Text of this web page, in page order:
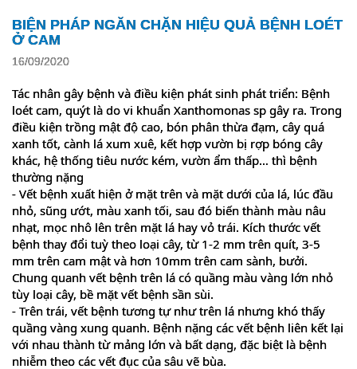
BIỆN PHÁP NGĂN CHẶN HIỆU QUẢ BỆNH LOÉT
Ở CAM
16/09/2020
Tác nhân gây bệnh và điều kiện phát sinh phát triển: Bệnh
loét cam, quýt là do vi khuẩn Xanthomonas sp gây ra. Trong
điều kiện trồng mật độ cao, bón phân thừa đạm, cây quá
xanh tốt, cành lá xum xuê, kết hợp vườn bị rợp bóng cây
khác, hệ thống tiêu nước kém, vườn ẩm thấp… thì bệnh
thường nặng
- Vết bệnh xuất hiện ở mặt trên và mặt dưới của lá, lúc đầu
nhỏ, sũng ướt, màu xanh tối, sau đó biến thành màu nâu
nhạt, mọc nhô lên trên mặt lá hay vỏ trái. Kích thước vết
bệnh thay đổi tuỳ theo loại cây, từ 1-2 mm trên quít, 3-5
mm trên cam mật và hơn 10mm trên cam sành, bưởi.
Chung quanh vết bệnh trên lá có quầng màu vàng lớn nhỏ
tùy loại cây, bề mặt vết bệnh sần sùi.
- Trên trái, vết bệnh tương tự như trên lá nhưng khó thấy
quầng vàng xung quanh. Bệnh nặng các vết bệnh liên kết lại
với nhau thành từ mảng lớn và bất dạng, đặc biệt là bệnh
nhiễm theo các vết đục của sâu vẽ bùa.